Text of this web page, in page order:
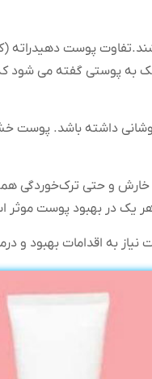
پوست
پوستی گفته می شود که
داشته باشد. پوست
خارش و حتی ترک‌خوردگی
یک در بهبود پوست موثر
به اقدامات بهبود و